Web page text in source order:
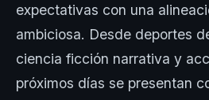
expectativas con una
ambiciosa. Desde deportes
ciencia ficción narrativa y
próximos días se presentan